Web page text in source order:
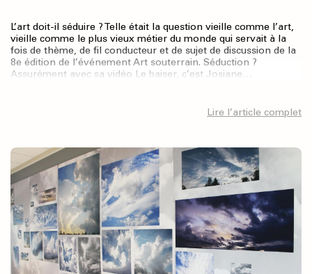
L’art doit-il séduire ? Telle était la question vieille comme l’art,
vieille comme le plus vieux métier du monde qui servait à la
fois de thème, de fil conducteur et de sujet de discussion de la
8e édition de l’événement Art souterrain. Séduction ?
Assurément avec sa vidéo Le baiser, c’est Josiane…
Lire l’article complet